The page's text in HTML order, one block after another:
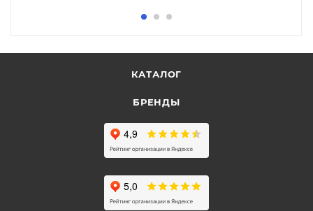
КАТАЛОГ
БРЕНДЫ